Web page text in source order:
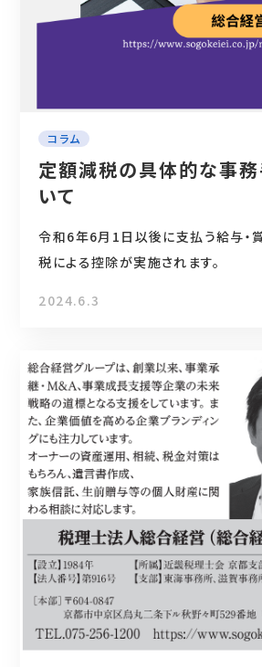
コラム
定額減税の具体的な事務
いて
令和6年6月1日以後に支払う給与・
税による控除が実施されます。
2024.6.3